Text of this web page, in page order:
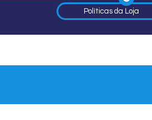
Políticas da Loja